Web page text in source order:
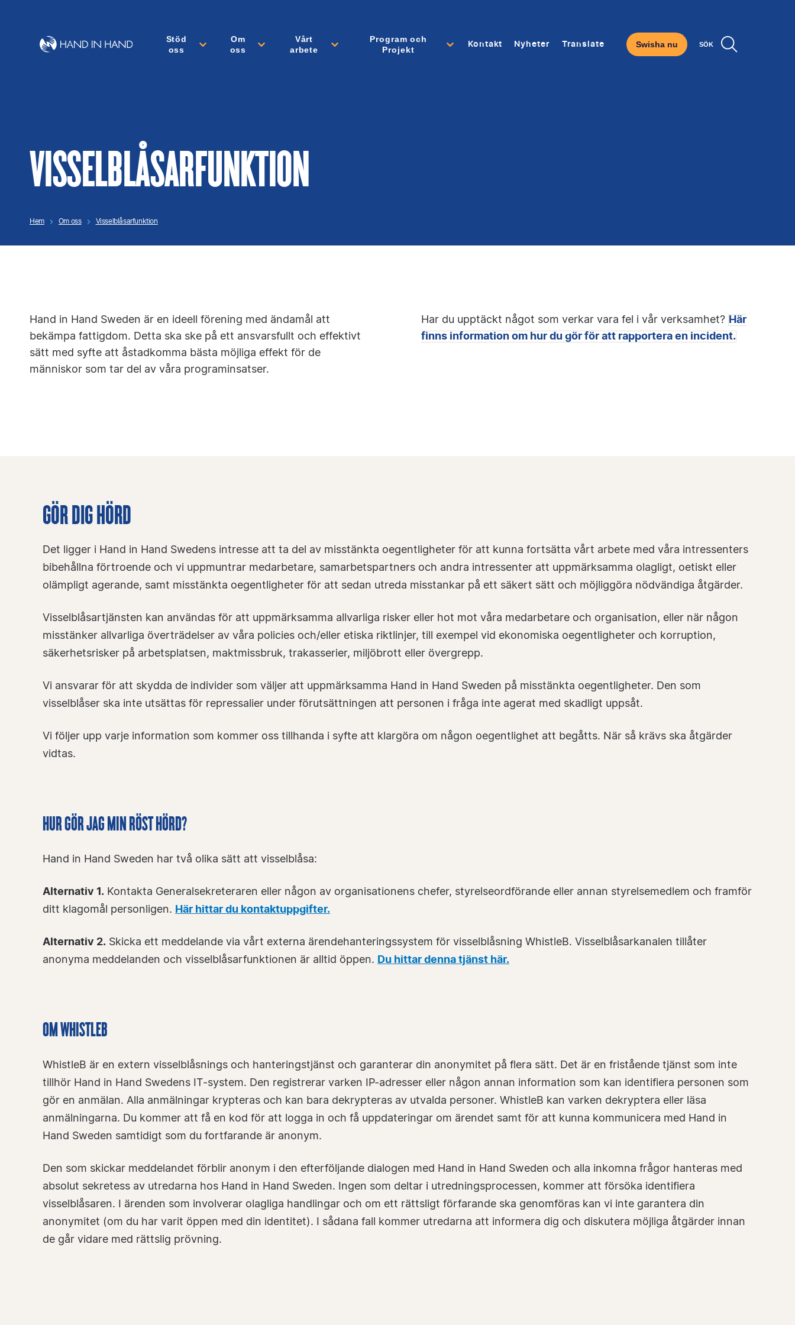
Stöd
oss
Om
oss
Vårt
arbete
Program och
Projekt
Kontakt Nyheter Translate Swisha nu SÖK
VISSELBLÅSARFUNKTION
Hem Om oss Visselblåsarfunktion
Hand in Hand Sweden är en ideell förening med ändamål att
bekämpa fattigdom. Detta ska ske på ett ansvarsfullt och effektivt
sätt med syfte att åstadkomma bästa möjliga effekt för de
människor som tar del av våra programinsatser.
Har du upptäckt något som verkar vara fel i vår verksamhet? Här
finns information om hur du gör för att rapportera en incident.
GÖR DIG HÖRD
Det ligger i Hand in Hand Swedens intresse att ta del av misstänkta oegentligheter för att kunna fortsätta vårt arbete med våra intressenters
bibehållna förtroende och vi uppmuntrar medarbetare, samarbetspartners och andra intressenter att uppmärksamma olagligt, oetiskt eller
olämpligt agerande, samt misstänkta oegentligheter för att sedan utreda misstankar på ett säkert sätt och möjliggöra nödvändiga åtgärder.
Visselblåsartjänsten kan användas för att uppmärksamma allvarliga risker eller hot mot våra medarbetare och organisation, eller när någon
misstänker allvarliga överträdelser av våra policies och/eller etiska riktlinjer, till exempel vid ekonomiska oegentligheter och korruption,
säkerhetsrisker på arbetsplatsen, maktmissbruk, trakasserier, miljöbrott eller övergrepp.
Vi ansvarar för att skydda de individer som väljer att uppmärksamma Hand in Hand Sweden på misstänkta oegentligheter. Den som
visselblåser ska inte utsättas för repressalier under förutsättningen att personen i fråga inte agerat med skadligt uppsåt.
Vi följer upp varje information som kommer oss tillhanda i syfte att klargöra om någon oegentlighet att begåtts. När så krävs ska åtgärder
vidtas.
HUR GÖR JAG MIN RÖST HÖRD?
Hand in Hand Sweden har två olika sätt att visselblåsa:
Alternativ 1. Kontakta Generalsekreteraren eller någon av organisationens chefer, styrelseordförande eller annan styrelsemedlem och framför
ditt klagomål personligen. Här hittar du kontaktuppgifter.
Alternativ 2. Skicka ett meddelande via vårt externa ärendehanteringssystem för visselblåsning WhistleB. Visselblåsarkanalen tillåter
anonyma meddelanden och visselblåsarfunktionen är alltid öppen. Du hittar denna tjänst här.
OM WHISTLEB
WhistleB är en extern visselblåsnings och hanteringstjänst och garanterar din anonymitet på flera sätt. Det är en fristående tjänst som inte
tillhör Hand in Hand Swedens IT-system. Den registrerar varken IP-adresser eller någon annan information som kan identifiera personen som
gör en anmälan. Alla anmälningar krypteras och kan bara dekrypteras av utvalda personer. WhistleB kan varken dekryptera eller läsa
anmälningarna. Du kommer att få en kod för att logga in och få uppdateringar om ärendet samt för att kunna kommunicera med Hand in
Hand Sweden samtidigt som du fortfarande är anonym.
Den som skickar meddelandet förblir anonym i den efterföljande dialogen med Hand in Hand Sweden och alla inkomna frågor hanteras med
absolut sekretess av utredarna hos Hand in Hand Sweden. Ingen som deltar i utredningsprocessen, kommer att försöka identifiera
visselblåsaren. I ärenden som involverar olagliga handlingar och om ett rättsligt förfarande ska genomföras kan vi inte garantera din
anonymitet (om du har varit öppen med din identitet). I sådana fall kommer utredarna att informera dig och diskutera möjliga åtgärder innan
de går vidare med rättslig prövning.